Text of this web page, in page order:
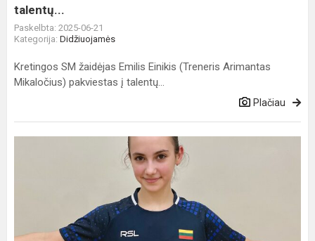
talentų...
Paskelbta: 2025-06-21
Kategorija: Didžiuojamės
Kretingos SM žaidėjas Emilis Einikis (Treneris Arimantas
Mikaločius) pakviestas į talentų...
Plačiau